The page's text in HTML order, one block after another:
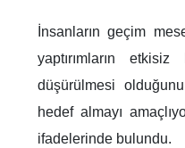
İnsanların geçim
yaptırımların
düşürülmesi olduğunu
hedef almayı
ifadelerinde bulundu.